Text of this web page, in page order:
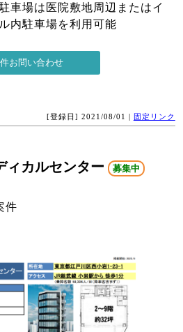
車場は医院敷地周辺またはイ
内駐車場を利用可能
[登録日] 2021/08/01 | 固定リンク
ィカルセンター 募集中
件